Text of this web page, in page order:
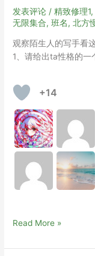
风
暴
子
的
景
们
发表评论 /精致修理1,
无限集合,班名,北方
观察陌生人的写手看
1、请给出ta性格的一
+14
人
调
Read More »